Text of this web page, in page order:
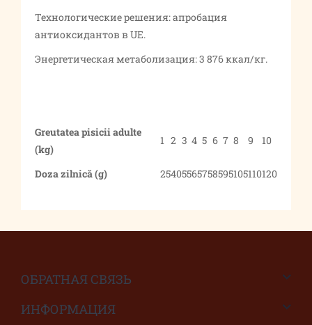
Технологические решения: апробация
антиоксидантов в UE.
Энергетическая метаболизация: 3 876 ккал/кг.
Greutatea pisicii adulte
(kg)
1 2 3 4 5 6 7 8 9 10
Doza zilnică (g) 25405565758595105110120
ОБРАТНАЯ СВЯЗЬ
ИНФОРМАЦИЯ